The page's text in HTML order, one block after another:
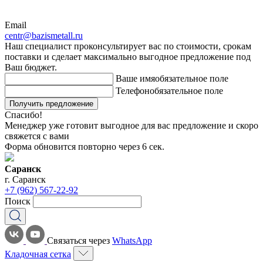
Email
centr@bazismetall.ru
Наш специалист проконсультирует вас по стоимости, срокам
поставки и сделает максимально выгодное предложение под
Ваш бюджет.
Ваше имяобязательное поле
Телефонобязательное поле
Получить предложение
Спасибо!
Менеджер уже готовит выгодное для вас предложение и скоро
свяжется с вами
Форма обновится повторно через 6 сек.
Саранск
г. Саранск
+7 (962) 567-22-92
Поиск
Связаться через WhatsApp
Кладочная сетка